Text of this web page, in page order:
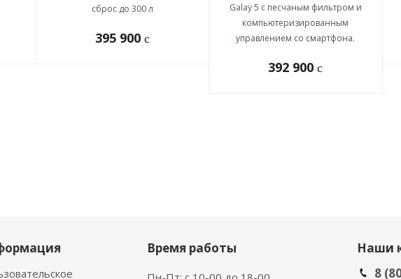
сброс до 300 л
395 900 c
Galay 5 с песчаным фильтром и
компьютеризированным
управлением со смартфона.
392 900c
Время работы
Наши
8